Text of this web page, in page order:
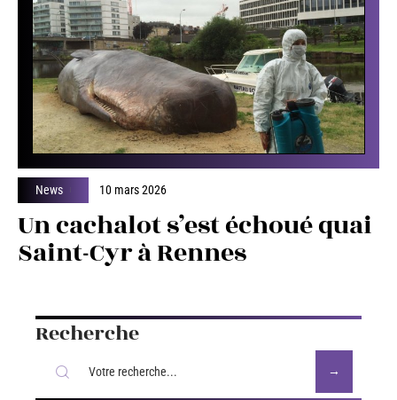
News 10 mars 2026
Un cachalot s’est échoué quai
Saint-Cyr à Rennes
Recherche